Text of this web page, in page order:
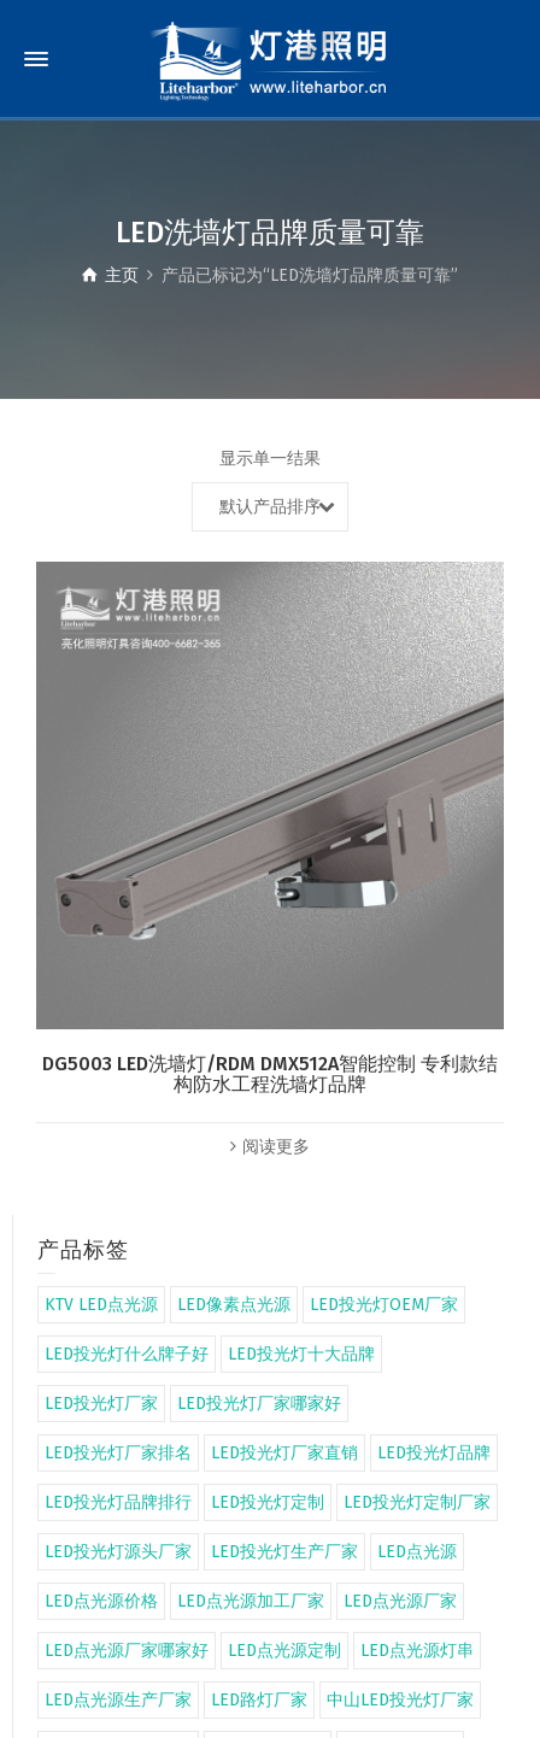
LED洗墙灯品牌质量可靠
主页 产品已标记为“LED洗墙灯品牌质量可靠”
显示单一结果
默认产品排序
DG5003 LED洗墙灯/RDM DMX512A智能控制 专利款结
构防水工程洗墙灯品牌
阅读更多
产品标签
KTV LED点光源 LED像素点光源 LED投光灯OEM厂家
LED投光灯什么牌子好 LED投光灯十大品牌
LED投光灯厂家 LED投光灯厂家哪家好
LED投光灯厂家排名 LED投光灯厂家直销 LED投光灯品牌
LED投光灯品牌排行 LED投光灯定制 LED投光灯定制厂家
LED投光灯源头厂家 LED投光灯生产厂家 LED点光源
LED点光源价格 LED点光源加工厂家 LED点光源厂家
LED点光源厂家哪家好 LED点光源定制 LED点光源灯串
LED点光源生产厂家 LED路灯厂家 中山LED投光灯厂家